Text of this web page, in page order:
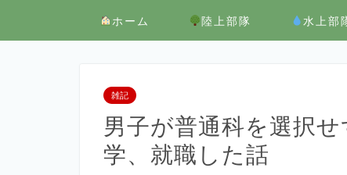
ホーム 陸上部隊 水上部
雑記
男子が普通科を選択
学、就職した話